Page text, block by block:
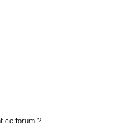
ce forum ?